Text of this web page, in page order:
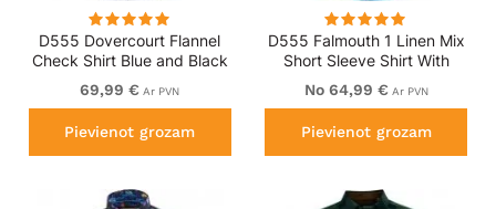
D555 Dovercourt Flannel
Check Shirt Blue and Black
69,99 € Ar PVN
Pievienot grozam
D555 Falmouth 1 Linen Mix
Short Sleeve Shirt With
Button Down Blue
No 64,99 € Ar PVN
Pievienot grozam